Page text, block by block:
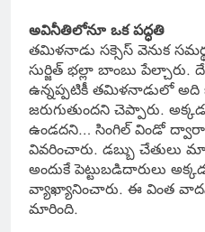
అవినీతిలోనూ ఒక పద్ధతి
తమిళనాడు సక్సెస్ వెనుక
సుర్జిత్ భల్లా బాంబు
ఉన్నప్పటికీ తమిళనాడులో అది
జరుగుతుందని చెప్పారు.
ఉండదని… సింగిల్ విండో
వివరించారు. డబ్బు చేతులు
అందుకే పెట్టుబడిదారులు
వ్యాఖ్యానించారు. ఈ వింత
మారింది.